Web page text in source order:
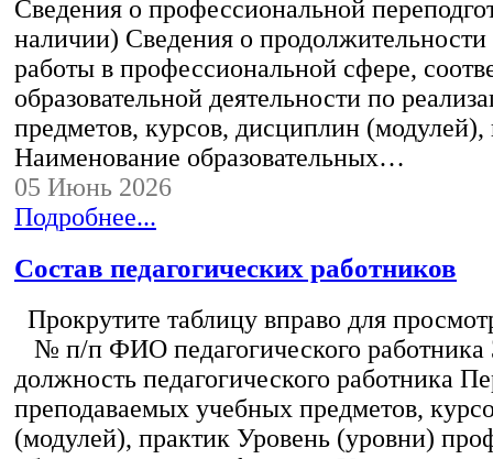
Сведения о профессиональной
наличии) Сведения о
работы в профессиональной сфере,
образовательной деятельности по
предметов, курсов, дисциплин (модулей),
Наименование образовательных…
05 Июнь 2026
Подробнее...
Состав педагогических работников
Прокрутите таблицу вправо для
№ п/п ФИО педагогического работника
должность педагогического работника
преподаваемых учебных предметов,
(модулей), практик Уровень (уровни)